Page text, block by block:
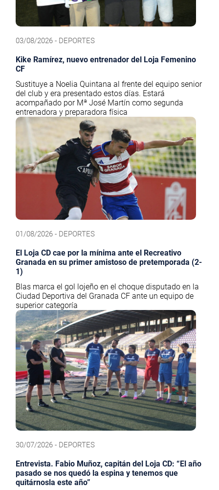
03/08/2026 - DEPORTES
Kike Ramírez, nuevo entrenador del Loja Femenino
CF
Sustituye a Noelia Quintana al frente del equipo senior
del club y era presentado estos días. Estará
acompañado por Mª José Martín como segunda
entrenadora y preparadora física
01/08/2026 - DEPORTES
El Loja CD cae por la mínima ante el Recreativo
Granada en su primer amistoso de pretemporada (2-
1)
Blas marca el gol lojeño en el choque disputado en la
Ciudad Deportiva del Granada CF ante un equipo de
superior categoría
30/07/2026 - DEPORTES
Entrevista. Fabio Muñoz, capitán del Loja CD: “El año
pasado se nos quedó la espina y tenemos que
quitárnosla este año”